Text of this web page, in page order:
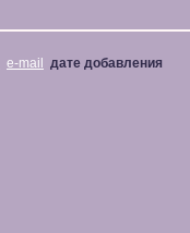
e-mail дате добавления